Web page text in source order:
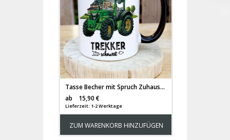
Tasse Becher mit Spruch Zuhause ist wo mein Trekker schnurrt Tassemotiv Traktor Bauernhof Kaffeebecher Geschenk Spruchbecher ts2081
ab
15,90 €
Lieferzeit: 1-2 Werktage
ZUM WARENKORB HINZUFÜGEN